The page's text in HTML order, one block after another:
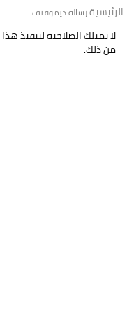
الرئيسيةرسالة ديموفنف
لا تمتلك الصلاحية لتنفيذ
من ذلك.